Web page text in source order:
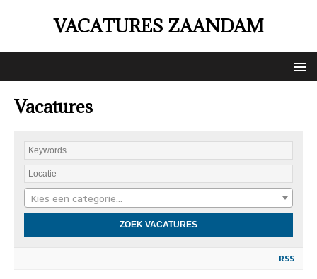
VACATURES ZAANDAM
Vacatures
Kies een categorie…
RSS